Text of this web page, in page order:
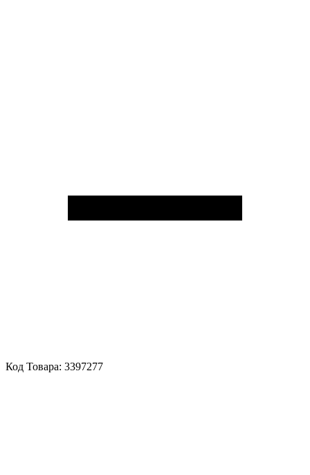
Код Товара: 3397277